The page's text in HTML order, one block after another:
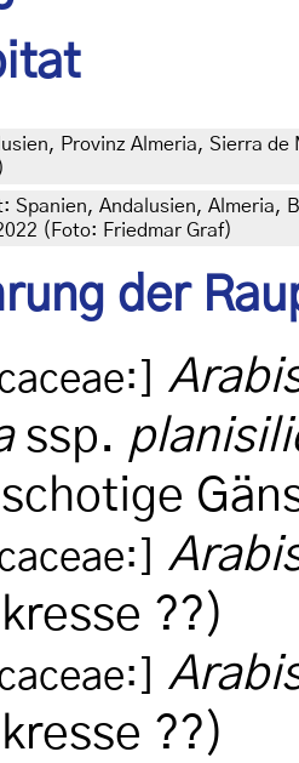
Provinz Almeria, Sierra
Spanien, Andalusien, Almeria,
(Foto: Friedmar Graf)
der
ssp.
??)
??)